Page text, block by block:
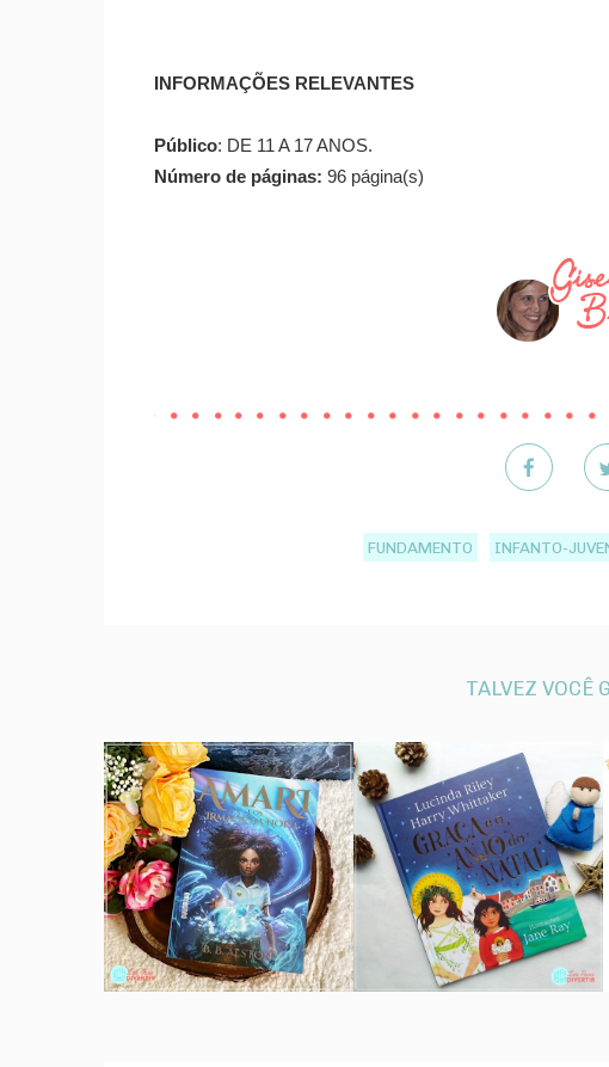
INFORMAÇÕES RELEVANTES
Público: DE 11 A 17 ANOS.
Número de páginas: 96 página(s)
FUNDAMENTO INFANTO-
TALVEZ VOCÊ